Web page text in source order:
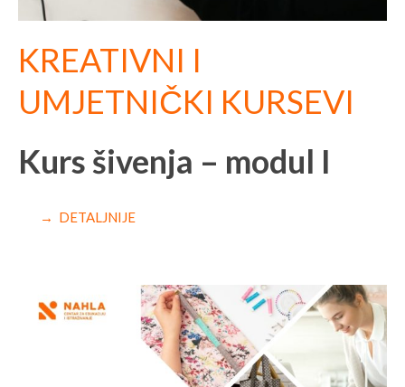
KREATIVNI I
UMJETNIČKI KURSEVI
Kurs šivenja – modul I
→ DETALJNIJE